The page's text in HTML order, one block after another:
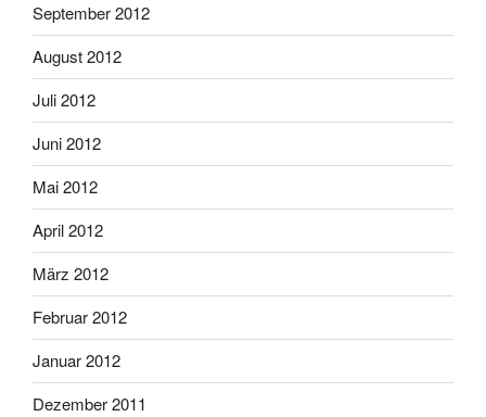
September 2012
August 2012
Juli 2012
Juni 2012
Mai 2012
April 2012
März 2012
Februar 2012
Januar 2012
Dezember 2011